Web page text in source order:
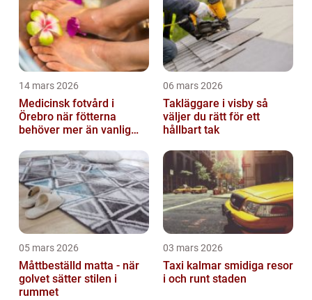
14 mars 2026
Medicinsk fotvård i
Örebro när fötterna
behöver mer än vanlig
06 mars 2026
Takläggare i visby så
väljer du rätt för ett
hållbart tak
05 mars 2026
Måttbeställd matta - när
golvet sätter stilen i
rummet
03 mars 2026
Taxi kalmar smidiga resor
i och runt staden